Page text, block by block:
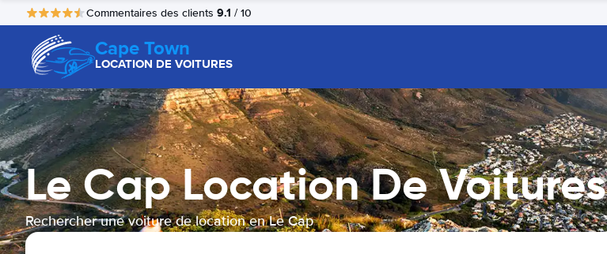
Commentaires des clients 9.1 / 10
Cape Town
LOCATION DE VOITURES
Le Cap Location De Voitures
Rechercher une voiture de location en Le Cap